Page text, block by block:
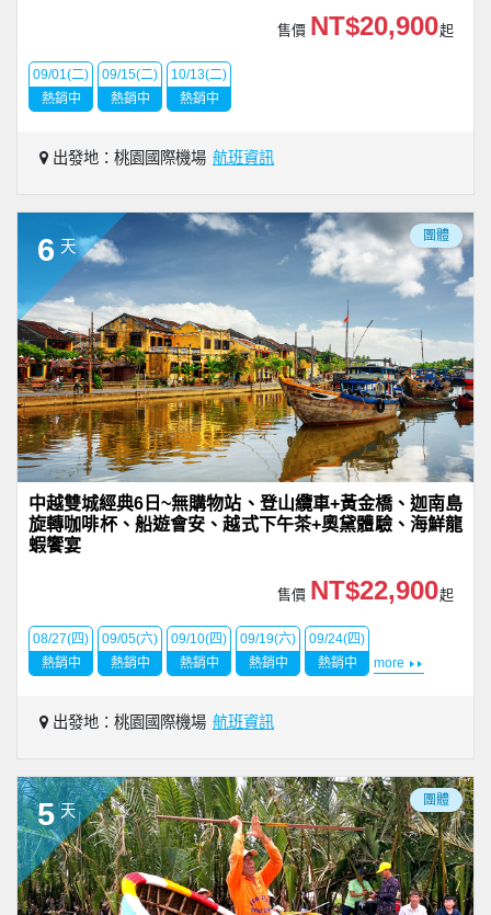
售價 NT$20,900起
09/01(二)
熱銷中
09/15(二)
熱銷中
10/13(二)
熱銷中
出發地：桃園國際機場 航班資訊
6 天
團體
中越雙城經典6日~無購物站、登山纜車+黃金橋、迦南島
旋轉咖啡杯、船遊會安、越式下午茶+奧黛體驗、海鮮龍
蝦饗宴
售價 NT$22,900起
08/27(四)
熱銷中
09/05(六)
熱銷中
09/10(四)
熱銷中
09/19(六)
熱銷中
09/24(四)
熱銷中
more
出發地：桃園國際機場 航班資訊
5 天
團體